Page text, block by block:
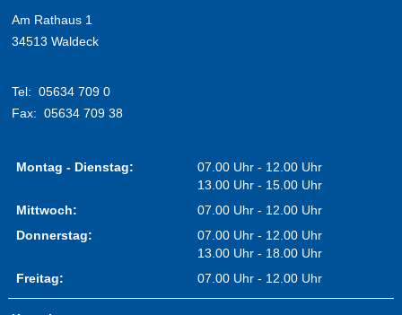
Am Rathaus 1
34513 Waldeck
Tel: 05634 709 0
Fax: 05634 709 38
Montag - Dienstag:
07.00 Uhr - 12.00 Uhr
13.00 Uhr - 15.00 Uhr
Mittwoch:
07.00 Uhr - 12.00 Uhr
Donnerstag:
07.00 Uhr - 12.00 Uhr
13.00 Uhr - 18.00 Uhr
Freitag:
07.00 Uhr - 12.00 Uhr